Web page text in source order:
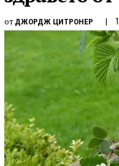
от ДЖОРДЖ ЦИТРОНЕР